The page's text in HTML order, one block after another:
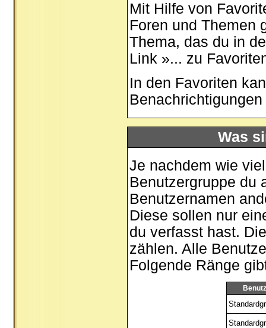
Mit Hilfe von
Foren und Themen
Thema, das du in
Link »... zu
In den Favoriten
Was
Je nachdem wie
Benutzergruppe du
Benutzernamen
Diese sollen nur
du verfasst hast.
zählen. Alle
Folgende Ränge